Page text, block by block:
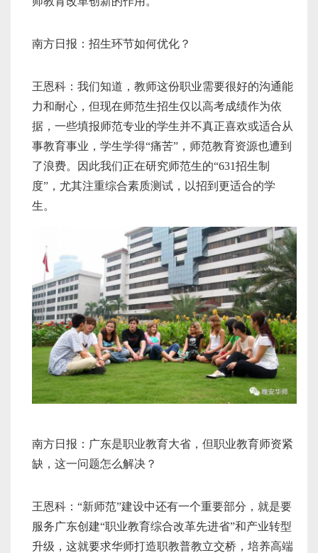
南方日报：招生环节如何优化？
王恩科：我们知道，教师这份职业需要很好的沟通能
力和耐心，但现在师范生招生仅以高考成绩作为依
据，一些填报师范专业的学生并不真正喜欢或适合从
事教育事业，学生学得“痛苦”，师范教育资源也遭到
了浪费。因此我们正在研究师范生的“631招生制
度”，尤其注重综合素质测试，以招到更适合的学
生。
南方日报：广东是职业教育大省，但职业教育师资紧
缺，这一问题怎么解决？
王恩科：“新师范”建设中还有一个重要部分，就是要
服务广东创建“职业教育综合改革先进省”和产业转型
升级，这就要求华师打造职教普教立交桥，培养高端